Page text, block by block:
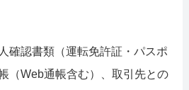
確認書類（運転免許証・パスポ
（Web通帳含む）、取引先との